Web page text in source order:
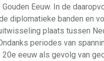
Eeuw. In de
diplomatieke banden en
plaats tussen
periodes van
20e eeuw als gevolg van